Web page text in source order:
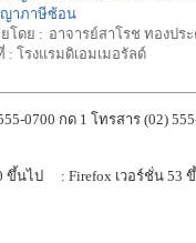
าภาษีซ้อน
โดย : อาจารย์สาโรช ทองปร
: โรงแรมดิเอมเมอรัลด์
0700 กด 1 โทรสาร (02)
ขึ้นไป : Firefox เวอร์ชั่น 53